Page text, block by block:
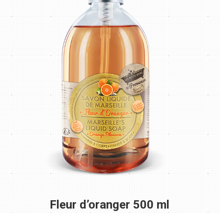
Fleur d’oranger 500 ml